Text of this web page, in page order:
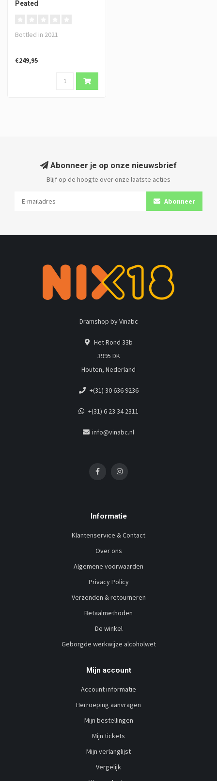
Peated
Bottled in 2021
€249,95
Abonneer je op onze nieuwsbrief
Blijf op de hoogte over onze laatste acties
Abonneer
Dramshop by Vinabc
Het Rond 33b
3995 DK
Houten, Nederland
+(31) 30 636 9236
+(31) 6 23 34 2311
info@vinabc.nl
Informatie
Klantenservice & Contact
Over ons
Algemene voorwaarden
Privacy Policy
Verzenden & retourneren
Betaalmethoden
De winkel
Geborgde werkwijze alcoholwet
Mijn account
Account informatie
Herroeping aanvragen
Mijn bestellingen
Mijn tickets
Mijn verlanglijst
Vergelijk